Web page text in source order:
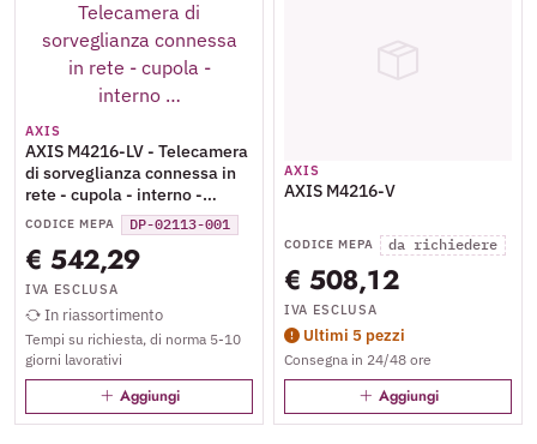
AXIS
AXIS M4216-LV - Telecamera
di sorveglianza connessa in
rete - cupola - interno -
vandal resistant / impact
resistant / dust resistant /
water resistant - colore
(Giorno e notte) - 4 MP - 2304
fissa - variazione focale -
audio - HDMI - LAN 10/100 -
MJPEG, H.264, AVC, HEVC,
H.265, MPEG-4 Part 10,
MPEG-H Part 2 - PoE Plus
Class 3
CODICE MEPA DP-02113-001
€ 542,29
IVA ESCLUSA
In riassortimento
Tempi su richiesta, di norma 5-10
giorni lavorativi
Aggiungi
AXIS
AXIS M4216-V
CODICE MEPA da richiedere
€ 508,12
IVA ESCLUSA
Ultimi 5 pezzi
Consegna in 24/48 ore
Aggiungi